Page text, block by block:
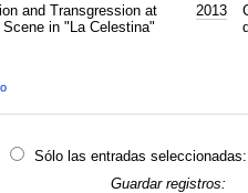
and Transgression at
in "La Celestina"
2013
Sólo las entradas seleccionadas:
Guardar registros: